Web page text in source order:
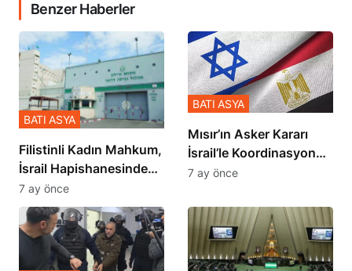
Benzer Haberler
Filistinli Kadın Mahkum,
İsrail Hapishanesindeki
Zulmü Anlattı
BATI ASYA
7 ay önce
Mısır’ın Asker Kararı
İsrail’le Koordinasyon
İçinde Gerçekleşmiş
BATI ASYA
7 ay önce